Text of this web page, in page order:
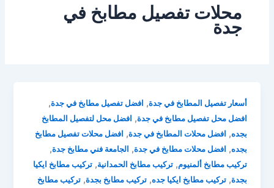
محلات تفصيل مطابخ في
جدة
أسعار تفصيل المطابخ في جدة, افضل تفصيل مطابخ في جدة,
افضل محل تفصيل مطابخ في جدة, افضل محل لتفصيل المطابخ
بجده, افضل محلات المطابخ في جدة, افضل محلات تفصيل مطابخ
بجده, افضل محلات مطابخ في جدة, الجامعة فني مطابخ جدة,
تركيب مطابخ ألمنيوم,تركيب مطابخ الحمدانية,تركيب مطابخ ايكيا
بجدة,تركيب مطابخ ايكيا جده,تركيب مطابخ بجدة,تركيب مطابخ